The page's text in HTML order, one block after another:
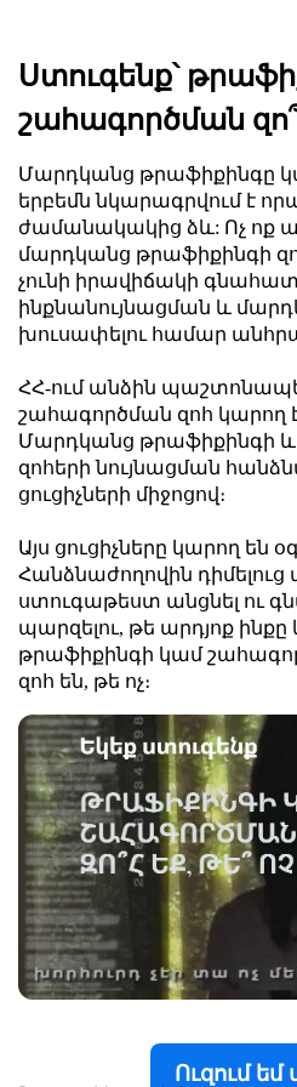
Ստուգենք՝
շահագործման
Մարդկանց թրաֆիքինգը
երբեմն նկարագրվում է
ժամանակակից ձև: Ոչ ոք
մարդկանց թրաֆիքինգի
չունի իրավիճակի
ինքնանույնացման և
խուսափելու համար
ՀՀ-ում անձին
շահագործման զոհ կարող
Մարդկանց թրաֆիքինգի
զոհերինույնացման
ցուցիչների միջոցով։
Այս ցուցիչները կարող են
Հանձնաժողովին դիմելուց
ստուգաթեստ անցնել ու
պարզելու, թե արդյոք
թրաֆիքինգի կամ
զոհ են, թե ոչ։
Ուզում եմ